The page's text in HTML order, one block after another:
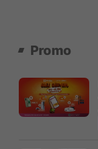
Promo